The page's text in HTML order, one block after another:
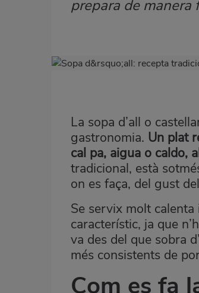
prepara de manera
Imagen
La sopa d’all o
gastronomia. Un plat
cal pa, aigua o caldo,
tradicional, està
on es faça, del gust
Se servix molt
característic, ja que
va des del que sobra
més consistents de
Com es fa